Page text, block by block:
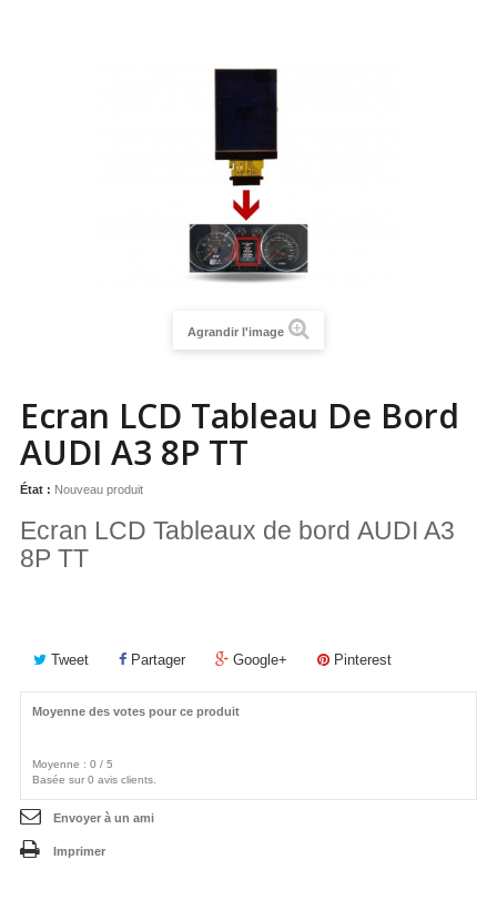
Agrandir l'image
Ecran LCD Tableau De Bord
AUDI A3 8P TT
État : Nouveau produit
Ecran LCD Tableaux de bord AUDI A3
8P TT
Tweet Partager Google+ Pinterest
Moyenne des votes pour ce produit
Moyenne : 0 / 5
Basée sur 0 avis clients.
Envoyer à un ami
Imprimer